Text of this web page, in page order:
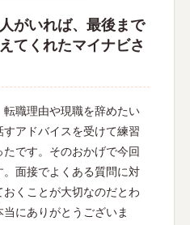
がいれば、最後まで
てくれたマイナビさ
転職理由や現職を辞めたい
アドバイスを受けて練習
です。そのおかげで今回
面接でよくある質問に対
くことが大切なのだとわ
にありがとうございま